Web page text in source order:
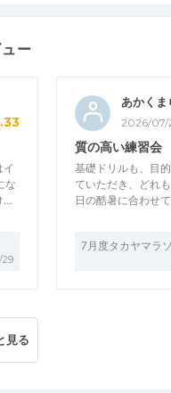
ー
な
…
29
あかくま
2026/07/
質の高い練習会
基礎ドリルも、目
ていただき、どれ
日の酷暑に合わせ
7月度タカヤマラ
見る